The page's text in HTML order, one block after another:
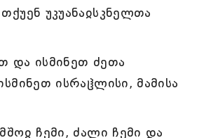
უკუანაჲსკნელთა
და ისმინეთ ძეთა
ისრაჱლისი, მამისა
ჩემი, ძალი ჩემი და